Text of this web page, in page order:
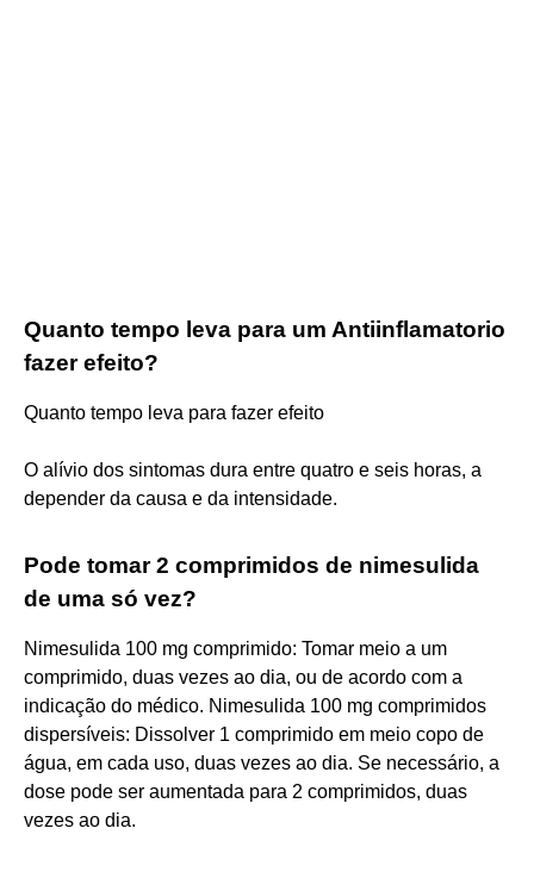
Quanto tempo leva para um Antiinflamatorio
fazer efeito?
Quanto tempo leva para fazer efeito
O alívio dos sintomas dura entre quatro e seis horas, a
depender da causa e da intensidade.
Pode tomar 2 comprimidos de nimesulida
de uma só vez?
Nimesulida 100 mg comprimido: Tomar meio a um
comprimido, duas vezes ao dia, ou de acordo com a
indicação do médico. Nimesulida 100 mg comprimidos
dispersíveis: Dissolver 1 comprimido em meio copo de
água, em cada uso, duas vezes ao dia. Se necessário, a
dose pode ser aumentada para 2 comprimidos, duas
vezes ao dia.